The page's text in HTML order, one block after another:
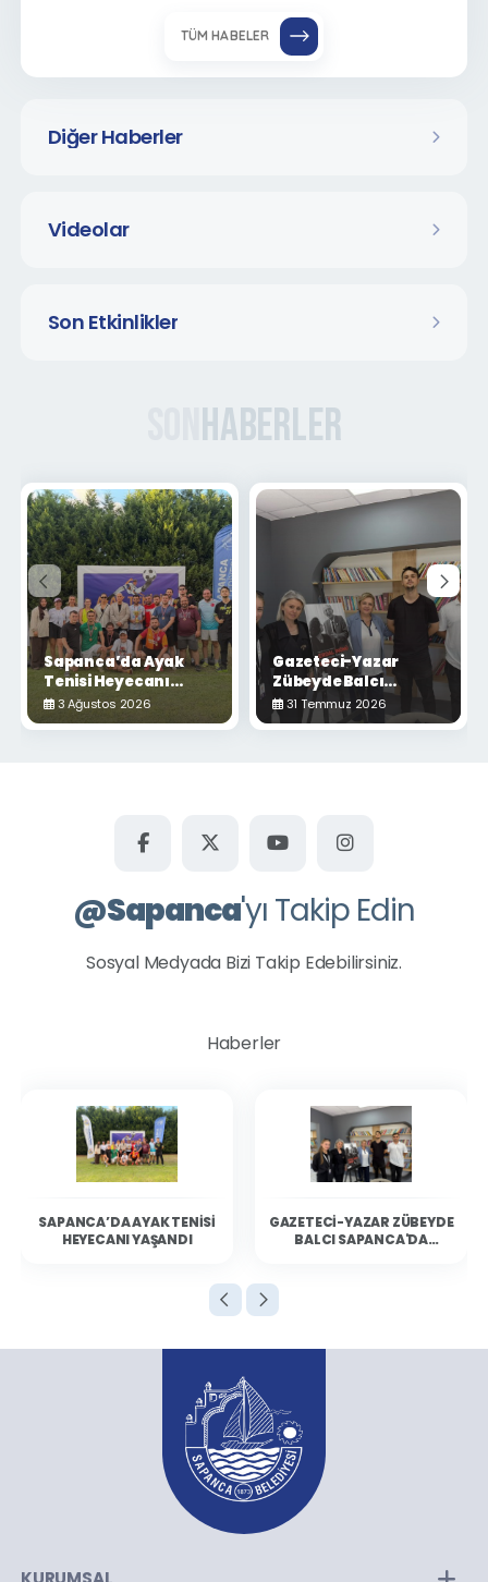
Diğer Haberler
Videolar
Son Etkinlikler
TÜM HABELER
Haberler
Sapanca’da Ayak
Tenisi Heyecanı
Yaşandı
3 Ağustos 2026
Gazeteci-Yazar
Zübeyde Balcı
Sapanca'da
Okurlarıyla Buluştu
31 Temmuz 2026
@Sapanca'yı Takip Edin
Sosyal Medyada Bizi Takip Edebilirsiniz.
Haberler
SAPANCA’DA AYAK TENISI
HEYECANI YAŞANDI
GAZETECI-YAZAR ZÜBEYDE
BALCI SAPANCA'DA